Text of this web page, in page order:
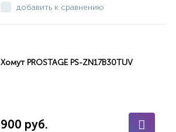
добавить к сравнению
Хомут PROSTAGE PS-ZN17B30TUV
900 руб.